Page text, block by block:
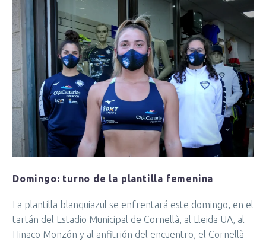
Domingo: turno de la plantilla femenina
La plantilla blanquiazul se enfrentará este domingo, en el
tartán del Estadio Municipal de Cornellà, al Lleida UA, al
Hinaco Monzón y al anfitrión del encuentro, el Cornellà